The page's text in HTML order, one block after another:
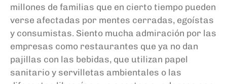
millones de familias que en cierto tiempo pueden
verse afectadas por mentes cerradas, egoístas
y consumistas. Siento mucha admiración por las
empresas como restaurantes que ya no dan
pajillas con las bebidas, que utilizan papel
sanitario y servilletas ambientales o las